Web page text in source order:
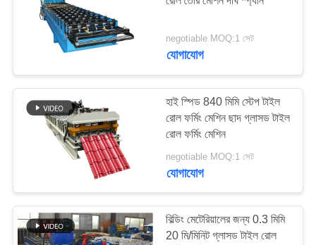
গোপনীয়তা
নীতি
negotiable MOQ:1 সেট
যোগাযোগ
হাই স্পিড 840 মিমি স্টেপ টাইল
রোল ফর্মিং মেশিন ছাদ গ্লাসড টাইল
রোল ফর্মিং মেশিন
negotiable MOQ:1 সেট
যোগাযোগ
বিল্ডিং মেটেরিয়ালের জন্য 0.3 মিমি
20 মি/মিনিট গ্লাসড টাইল রোল